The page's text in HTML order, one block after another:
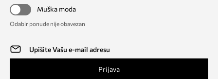
Muška moda
Odabir ponude nije obavezan
Prijava